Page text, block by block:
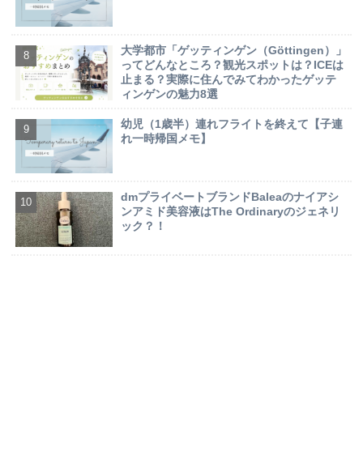
大学都市「ゲッティンゲン（Göttingen）」
ってどんなところ？観光スポットは？ICEは
止まる？実際に住んでみてわかったゲッテ
ィンゲンの魅力8選
幼児（1歳半）連れフライトを終えて【子連
れ一時帰国メモ】
dmプライベートブランドBaleaのナイアシ
ンアミド美容液はThe Ordinaryのジェネリ
ック？！